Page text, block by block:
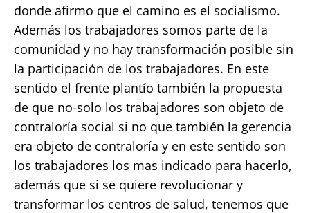
donde afirmo que el camino es el socialismo.
Además los trabajadores somos parte de la
comunidad y no hay transformación posible sin
la participación de los trabajadores. En este
sentido el frente plantío también la propuesta
de que no-solo los trabajadores son objeto de
contraloría social si no que también la gerencia
era objeto de contraloría y en este sentido son
los trabajadores los mas indicado para hacerlo,
además que si se quiere revolucionar y
transformar los centros de salud, tenemos que